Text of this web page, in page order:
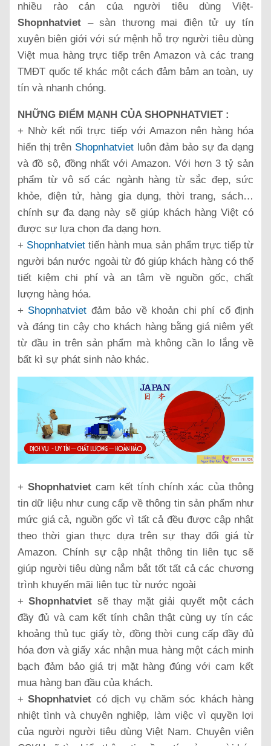
nhiều rào cản của người tiêu dùng Việt-
Shopnhatviet – sàn thương mại điện tử uy tín
xuyên biên giới với sứ mệnh hỗ trợ người tiêu dùng
Việt mua hàng trực tiếp trên Amazon và các trang
TMĐT quốc tế khác một cách đảm bảm an toàn, uy
tín và nhanh chóng.
NHỮNG ĐIỂM MẠNH CỦA SHOPNHATVIET :
+ Nhờ kết nối trực tiếp với Amazon nên hàng hóa
hiển thị trên Shopnhatviet luôn đảm bảo sự đa dạng
và đồ sộ, đồng nhất với Amazon. Với hơn 3 tỷ sản
phẩm từ vô số các ngành hàng từ sắc đẹp, sức
khỏe, điện tử, hàng gia dụng, thời trang, sách…
chính sự đa dạng này sẽ giúp khách hàng Việt có
được sự lựa chọn đa dạng hơn.
+ Shopnhatviet tiến hành mua sản phẩm trực tiếp từ
người bán nước ngoài từ đó giúp khách hàng có thể
tiết kiệm chi phí và an tâm về nguồn gốc, chất
lượng hàng hóa.
+ Shopnhatviet đảm bảo về khoản chi phí cố định
và đáng tin cậy cho khách hàng bằng giá niêm yết
từ đầu in trên sản phẩm mà không cần lo lắng về
bất kì sự phát sinh nào khác.
+ Shopnhatviet cam kết tính chính xác của thông
tin dữ liệu như cung cấp về thông tin sản phẩm như
mức giá cả, nguồn gốc vì tất cả đều được cập nhật
theo thời gian thực dựa trên sự thay đổi giá từ
Amazon. Chính sự cập nhật thông tin liên tục sẽ
giúp người tiêu dùng nắm bắt tốt tất cả các chương
trình khuyến mãi liên tục từ nước ngoài
+Shopnhatviet sẽ thay mặt giải quyết một cách
đầy đủ và cam kết tính chân thật cùng uy tín các
khoảng thủ tục giấy tờ, đồng thời cung cấp đầy đủ
hóa đơn và giấy xác nhận mua hàng một cách minh
bạch đảm bảo giá trị mặt hàng đúng với cam kết
mua hàng ban đầu của khách.
+Shopnhatviet có dịch vụ chăm sóc khách hàng
nhiệt tình và chuyên nghiệp, làm việc vì quyền lợi
của người người tiêu dùng Việt Nam. Chuyên viên